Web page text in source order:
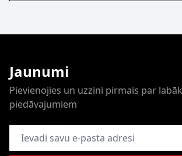
Jaunumi
Pievienojies un uzzini pirmais par
piedāvajumiem
E-pasta adrese